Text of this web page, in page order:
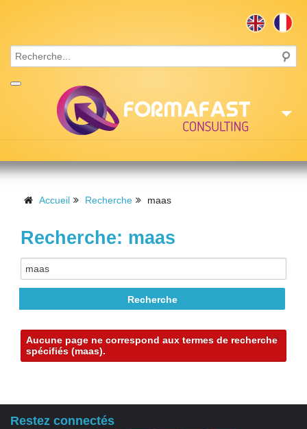
Recrutement
Contact
Accueil Recherche maas
Recherche: maas
Aucune page ne correspond aux termes de recherche
spécifiés (maas).
×
Restez connectés